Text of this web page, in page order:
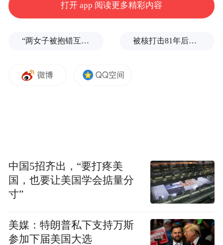
在购车权益方面，官方表示，2026年5月31日
最高57000元的首发权益，包括5年智能辅助
装优惠、露营套装以及积分赠送等。乐道品
打开 app 阅读更多精彩内容
“两女子被抱错互换人生37年”一当事人沉默多日发声：我不是受益者 被核打击81年后，日本广岛废墟旁响起抗议声：拒绝拥核
中国5招齐出，“要打疼美
国，也要让美国学会掂量分
寸”
美媒：特朗普私下支持万斯
参加下届美国大选